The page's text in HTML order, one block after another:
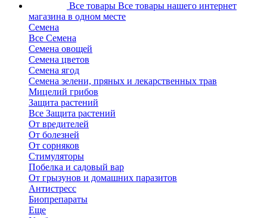
Все товары Все товары нашего интернет
магазина в одном месте
Семена
Все Семена
Семена овощей
Семена цветов
Семена ягод
Семена зелени, пряных и лекарственных трав
Мицелий грибов
Защита растений
Все Защита растений
От вредителей
От болезней
От сорняков
Стимуляторы
Побелка и садовый вар
От грызунов и домашних паразитов
Антистресс
Биопрепараты
Еще